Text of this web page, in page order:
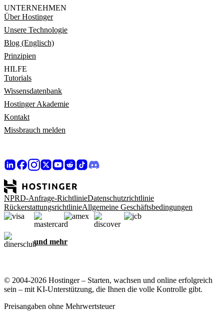
UNTERNEHMEN
Über Hostinger
Unsere Technologie
Blog (Englisch)
Prinzipien
HILFE
Tutorials
Wissensdatenbank
Hostinger Akademie
Kontakt
Missbrauch melden
NPRD-Anfrage-RichtlinieDatenschutzrichtlinie
RückerstattungsrichtlinieAllgemeine Geschäftsbedingungen
und mehr
© 2004-2026 Hostinger – Starten, wachsen und online erfolgreich
sein – mit KI-Unterstützung, die Ihnen die volle Kontrolle gibt.
Preisangaben ohne Mehrwertsteuer